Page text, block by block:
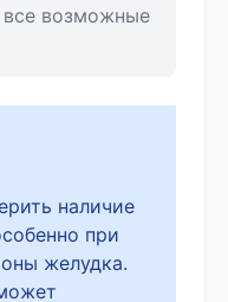
все возможные
наличие
при
желудка.